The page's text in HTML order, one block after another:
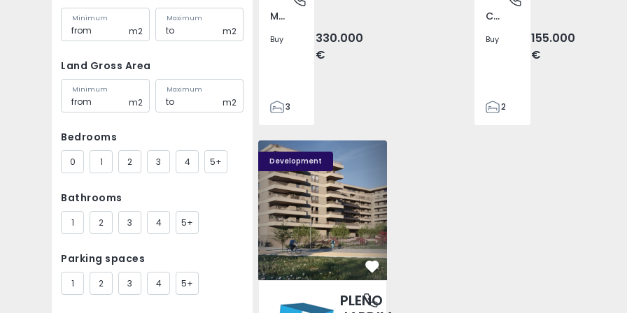
Minimum
m2
Maximum
m2
Land Gross Area
Minimum
m2
Maximum
m2
Bedrooms
0 1 2 3 4 5+
Bathrooms
1 2 3 4 5+
Parking spaces
1 2 3 4 5+
Mem Martins, Sintra
Buy
330.000
€
3
89
90
7
Covilhã e Canhoso, Castelo Branco
Buy
155.000
€
2
Development
PLENO JARDIM - 4 PLENO JARDIM - 3
Águas Santas, Porto
Favorite
PLENO